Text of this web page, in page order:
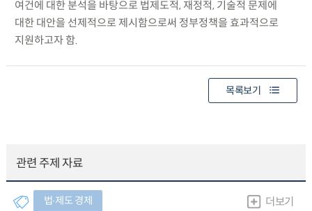
여건에 대한 분석을 바탕으로 법제도적, 재정적, 기술적 문제에
대한 대안을 선제적으로 제시함으로써 정부정책을 효과적으로
지원하고자 함.
목록보기
관련 주제 자료
법∙제도 경제 더보기